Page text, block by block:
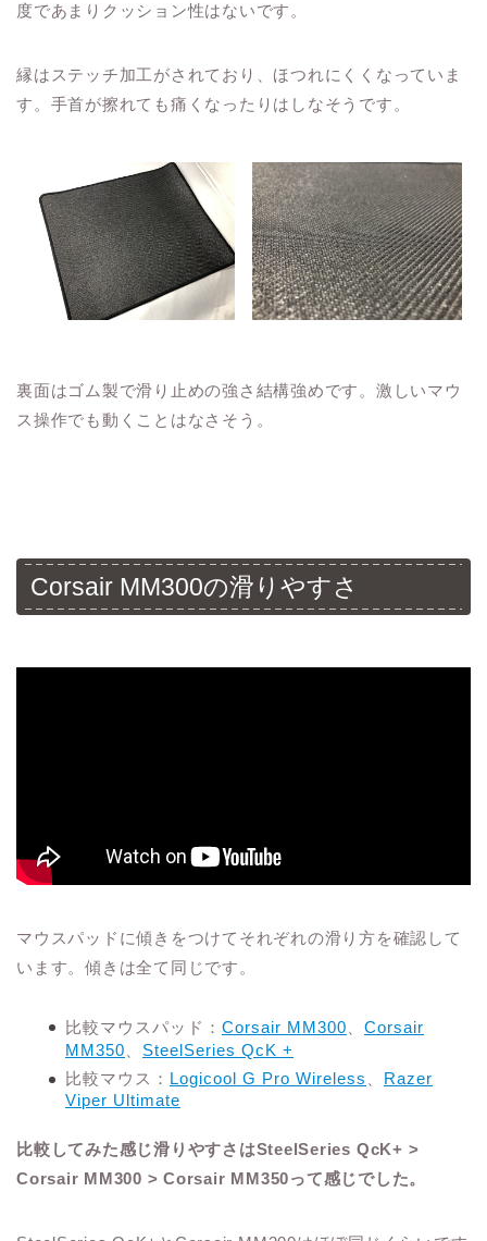
度であまりクッション性はないです。
縁はステッチ加工がされており、ほつれにくくなっていま
す。手首が擦れても痛くなったりはしなそうです。
裏面はゴム製で滑り止めの強さ結構強めです。激しいマウ
ス操作でも動くことはなさそう。
Corsair MM300の滑りやすさ
マウスパッドに傾きをつけてそれぞれの滑り方を確認して
います。傾きは全て同じです。
比較マウスパッド： Corsair MM300
Corsair
MM350
SteelSeries QcK +
比較マウス： Logicool G Pro Wireless
Razer
Viper Ultimate
比較してみた感じ滑りやすさはSteelSeries QcK+ >
Corsair MM300 > Corsair MM350って感じでした。